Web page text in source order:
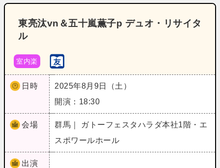
東亮汰vn＆五十嵐薫子p デュオ・リサイタ
ル
室内楽
日時
2025年8月9日（土）
開演：18:30
会場
群馬｜ ガトーフェスタハラダ本社1階・エ
スポワールホール
出演